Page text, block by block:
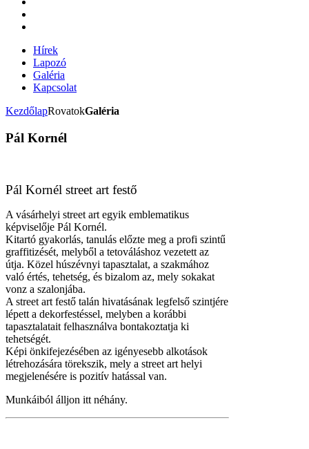
Hírek
Lapozó
Galéria
Kapcsolat
KezdőlapRovatokGaléria
Pál Kornél
Pál Kornél street art festő
A vásárhelyi street art egyik emblematikus
képviselője Pál Kornél.
Kitartó gyakorlás, tanulás előzte meg a profi szintű
graffitizését, melyből a tetováláshoz vezetett az
útja. Közel húszévnyi tapasztalat, a szakmához
való értés, tehetség, és bizalom az, mely sokakat
vonz a szalonjába.
A street art festő talán hivatásának legfelső szintjére
lépett a dekorfestéssel, melyben a korábbi
tapasztalatait felhasználva bontakoztatja ki
tehetségét.
Képi önkifejezésében az igényesebb alkotások
létrehozására törekszik, mely a street art helyi
megjelenésére is pozitív hatással van.
Munkáiból álljon itt néhány.